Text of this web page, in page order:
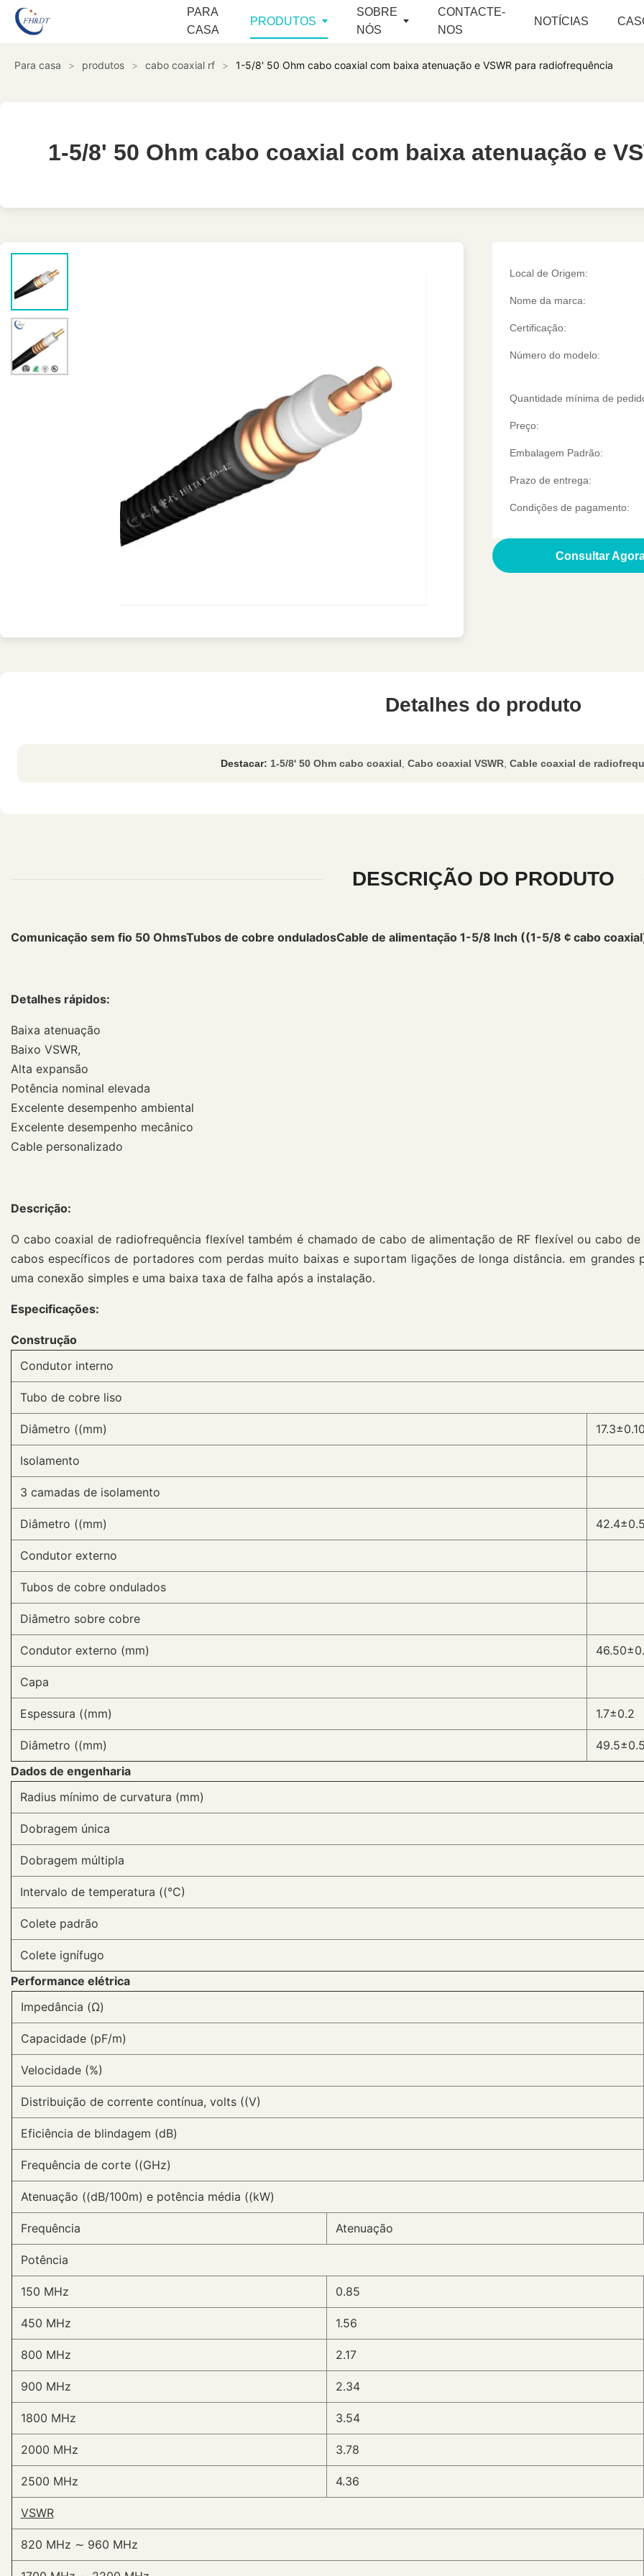
PARA
CASA
PRODUTOS
SOBRE
NÓS
CONTACTE-
NOS
NOTÍCIAS
Para casa > produtos > cabo coaxial rf > 1-5/8' 50 Ohm cabo coaxial com baixa atenuação e VSWR para radiofrequência
1-5/8' 50 Ohm cabo coaxial com baixa atenuação e
1-5/8' 50 Ohm cabo coaxial com baixa atenuação e
Local de Origem:
Nome da marca:
Certificação:
Número do modelo:
Quantidade mínima de
Preço:
Embalagem Padrão:
Prazo de entrega:
Condições de pagamento:
Consultar
Obtenha uma
Detalhes do produto
Destacar: 1-5/8' 50 Ohm cabo coaxial Cabo coaxial VSWR, Cable coaxial de
DESCRIÇÃO DO PRODUTO
Comunicação sem fio 50 OhmsTubos de cobre onduladosCable de alimentação 1-5/8 Inch ((1-5/8 ¢ cabo
Detalhes rápidos:
Baixa atenuação
Baixo VSWR,
Alta expansão
Potência nominal elevada
Excelente desempenho ambiental
Excelente desempenho mecânico
Cable personalizado
Descrição:
O cabo coaxial de radiofrequência flexível também é chamado de cabo de alimentação de RF flexível ou cabo de
cabos específicos de portadores com perdas muito baixas e suportam ligações de longa distância. em grandes
uma conexão simples e uma baixa taxa de falha após a instalação.
Especificações:
Construção
Condutor interno
Tubo de cobre liso
Diâmetro ((mm) 17.3±0.10
Isolamento
3 camadas de isolamento
Diâmetro ((mm) 42.4±0.5
Condutor externo
Tubos de cobre ondulados
Diâmetro sobre cobre
Condutor externo (mm)
Capa
Espessura ((mm) 1.7±0.2
Diâmetro ((mm)
49.5±0.5
Dados de engenharia
Radius mínimo de curvatura (mm)
Dobragem única
Dobragem múltipla
Intervalo de temperatura ((°C)
Colete padrão
Colete ignífugo
Performance elétrica
Impedância (Ω)
Capacidade (pF/m)
Velocidade (%)
Distribuição de corrente contínua, volts ((V)
Eficiência de blindagem (dB)
Frequência de corte ((GHz)
Atenuação ((dB/100m) e potência média ((kW)
Frequência Atenuação
Potência
150 MHz 0.85
450 MHz 1.56
800 MHz 2.17
900 MHz 2.34
1800 MHz 3.54
2000 MHz 3.78
2500 MHz 4.36
VSWR
820 MHz ∼ 960 MHz